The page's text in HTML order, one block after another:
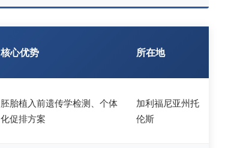
核心优势 所在地
胚胎植入前遗传学检测、个体
化促排方案
加利福尼亚州托
伦斯